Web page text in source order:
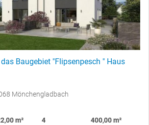
Baugebiet "Flipsenpesch " Haus
Mönchengladbach
m²
4
400,00 m²